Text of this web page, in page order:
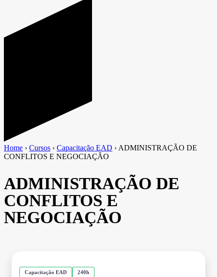
Home › Cursos › Capacitação EAD › ADMINISTRAÇÃO DE
CONFLITOS E NEGOCIAÇÃO
ADMINISTRAÇÃO DE
CONFLITOS E
NEGOCIAÇÃO
Capacitação EAD 240h